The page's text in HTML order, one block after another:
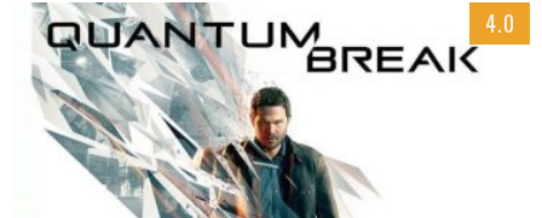
Assassin's Creed Black Flag Resynced
4.0